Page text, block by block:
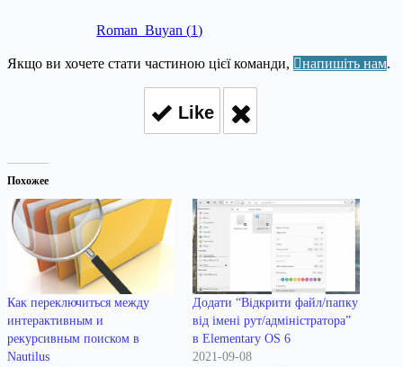
Roman_Buyan(1)
Якщо ви хочете стати частиною цієї команди, напишіть нам.
Like
Похожее
Как переключиться между
интерактивным и
рекурсивным поиском в
Nautilus
Додати “Відкрити файл/папку
від імені рут/адміністратора”
в Elementary OS 6
2021-09-08